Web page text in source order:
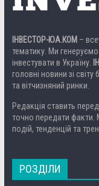
ІНВЕСТОР-ЮА.КОМ –
тематику. Ми
інвестувати в Україну.
головні новини зі світу
та вітчизняний ринки.
Редакція ставить
точно передати факти.
подій, тенденцій та
РОЗДІЛИ